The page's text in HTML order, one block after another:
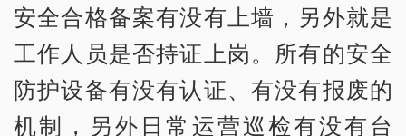
安全合格备案有没有上墙，另外就是
工作人员是否持证上岗。所有的安全
防护设备有没有认证、有没有报废的
机制，另外日常运营巡检有没有台